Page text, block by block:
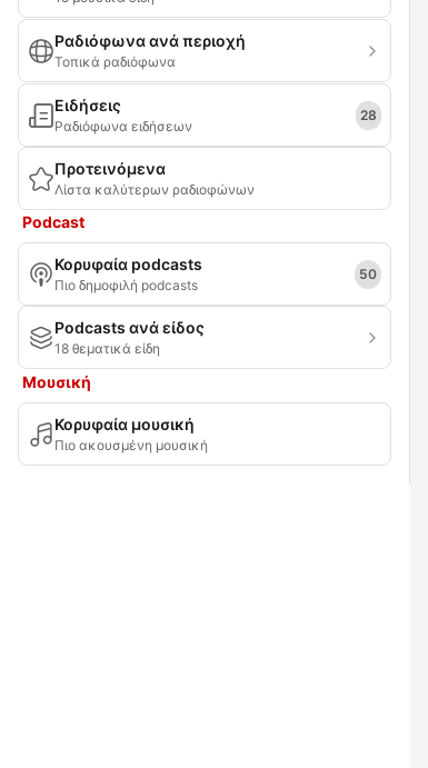
Ραδιόφωνα ανά περιοχή
Τοπικά ραδιόφωνα
Ειδήσεις
Ραδιόφωνα ειδήσεων
28
Προτεινόμενα
Λίστα καλύτερων ραδιοφώνων
Podcast
Κορυφαία podcasts
Πιο δημοφιλή podcasts
50
Podcasts ανά είδος
18 θεματικά είδη
Μουσική
Κορυφαία μουσική
Πιο ακουσμένη μουσική